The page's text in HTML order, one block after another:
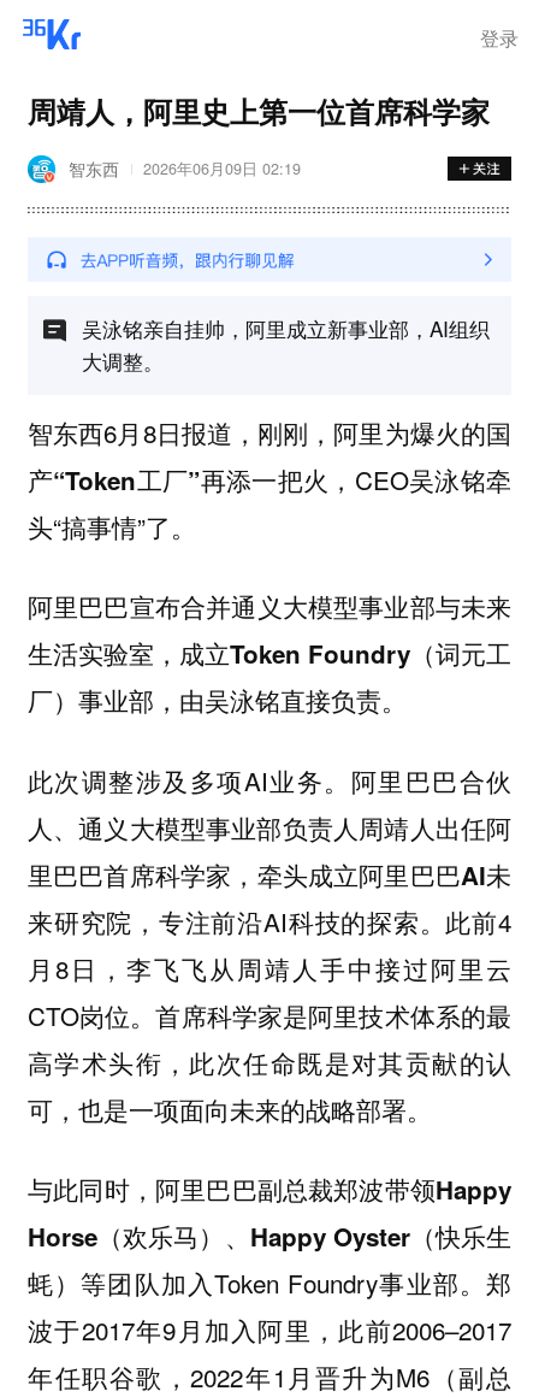
登录
周靖人，阿里史上第一位首席科学家
智东西 2026年06月09日 02:19
吴泳铭亲自挂帅，阿里成立新事业部，AI组织
大调整。
智东西6月8日报道，刚刚，阿里为爆火的国
产“Token工厂”再添一把火，CEO吴泳铭牵
头“搞事情”了。
阿里巴巴宣布合并通义大模型事业部与未来
生活实验室 ，成立Token Foundry（词元工
厂）事业部 ，由吴泳铭直接负责。
此次调整涉及多项AI业务。阿里巴巴合伙
人、通义大模型事业部负责人 周靖人出任阿
里巴巴首席科学家 ，牵头成立阿里巴巴AI未
来研究院 ，专注前沿AI科技的探索。此前4
月8日，李飞飞从周靖人手中接过阿里云
CTO岗位。首席科学家是阿里技术体系的最
高学术头衔，此次任命既是对其贡献的认
可，也是一项面向未来的战略部署。
与此同时，阿里巴巴副总裁郑波带领Happy
Horse（欢乐马）、Happy Oyster（快乐生
蚝）等团队加入Token Foundry事业部。郑
波于2017年9月加入阿里，此前2006–2017
年任职谷歌，2022年1月晋升为M6（副总